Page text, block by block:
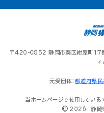
〒420-0852 静岡市葵区紺屋町17番
ィ
元受団体： 都道府県
当ホームページで使用してい
© 2026 静岡県